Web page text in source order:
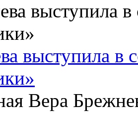
выступила в
Вера